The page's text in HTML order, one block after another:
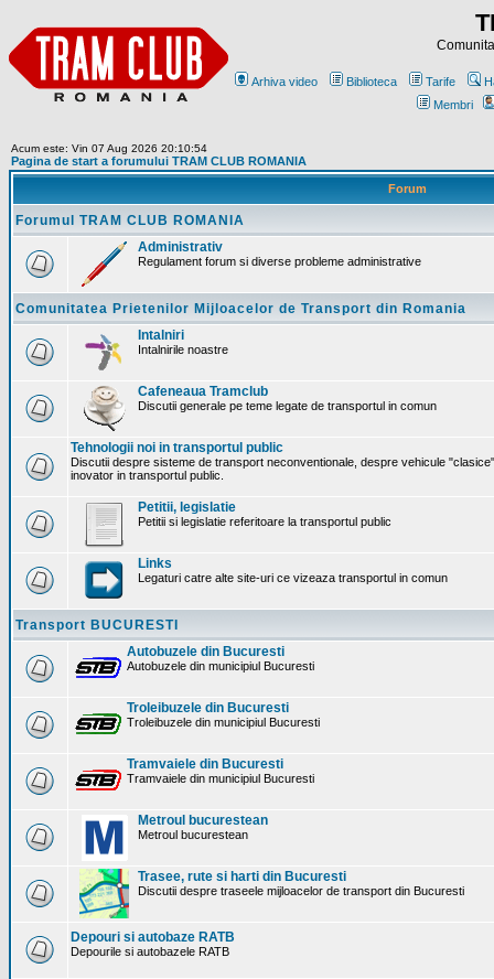
Arhiva video Biblioteca Tarife
Membri
Acum este: Vin 07 Aug 2026 20:10:54
Pagina de start a forumului TRAM CLUB ROMANIA
Forum
Forumul TRAM CLUB ROMANIA
Administrativ
Regulament forum si diverse probleme administrative
Comunitatea Prietenilor Mijloacelor de Transport din Romania
Intalniri
Intalnirile noastre
Cafeneaua Tramclub
Discutii generale pe teme legate de transportul in comun
Tehnologii noi in transportul public
Discutii despre sisteme de transport neconventionale, despre vehicule
inovator in transportul public.
Petitii, legislatie
Petitii si legislatie referitoare la transportul public
Links
Legaturi catre alte site-uri ce vizeaza transportul in comun
Transport BUCURESTI
Autobuzele din Bucuresti
Autobuzele din municipiul Bucuresti
Troleibuzele din Bucuresti
Troleibuzele din municipiul Bucuresti
Tramvaiele din Bucuresti
Tramvaiele din municipiul Bucuresti
Metroul bucurestean
Metroul bucurestean
Trasee, rute si harti din Bucuresti
Discutii despre traseele mijloacelor de transport din Bucuresti
Depouri si autobaze RATB
Depourile si autobazele RATB